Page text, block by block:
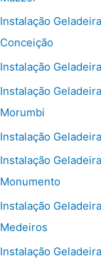
Instalação
Conceição
Instalação
Instalação
Morumbi
Instalação
Instalação
Monumento
Instalação
Medeiros
Instalação